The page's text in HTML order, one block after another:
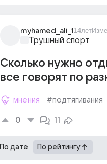
myhamed_ali_1 14лет
Трушный спорт
Сколько нужно
все говорят по
мнения #подтягивания
0 11
По дате По рейтингу